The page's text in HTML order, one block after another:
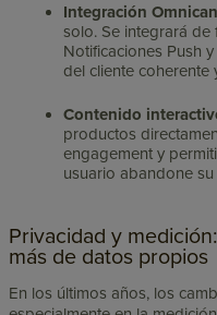
Integración
solo. Se integrará de
Notificaciones Push
del cliente coherente
Contenido
productos
engagement y
usuario abandone
Privacidad y
más de datos propios
En los últimos años, los